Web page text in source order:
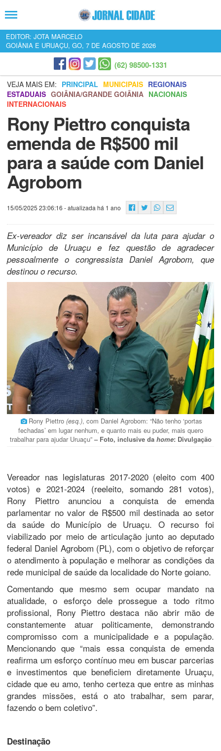
EDITOR: JOTA MARCELO
GOIÂNIA E URUAÇU, GO, 7 DE AGOSTO DE 2026
(62) 98500-1331
VEJA MAIS EM: PRINCIPAL MUNICIPAIS REGIONAIS
ESTADUAIS GOIÂNIA/GRANDE GOIÂNIA NACIONAIS
INTERNACIONAIS
Rony Piettro conquista
emenda de R$500 mil
para a saúde com Daniel
Agrobom
15/05/2025 23:06:16 - atualizada há 1 ano
Ex-vereador diz ser incansável da luta para ajudar o
Município de Uruaçu e fez questão de agradecer
pessoalmente o congressista Daniel Agrobom, que
destinou o recurso.
Rony Piettro (esq.), com Daniel Agrobom: “Não tenho ‘portas
fechadas’ em lugar nenhum, e quanto mais eu puder, mais quero
trabalhar para ajudar Uruaçu” – Foto, inclusive da home: Divulgação
Vereador nas legislaturas 2017-2020 (eleito com 400
votos) e 2021-2024 (reeleito, somando 281 votos),
Rony Piettro anunciou a conquista de emenda
parlamentar no valor de R$500 mil destinada ao setor
da saúde do Município de Uruaçu. O recurso foi
viabilizado por meio de articulação junto ao deputado
federal Daniel Agrobom (PL), com o objetivo de reforçar
o atendimento à população e melhorar as condições da
rede municipal de saúde da localidade do Norte goiano.
Comentando que mesmo sem ocupar mandato na
atualidade, o esforço dele prossegue a todo ritmo
profissional, Rony Piettro destaca não abrir mão de
constantemente atuar politicamente, demonstrando
compromisso com a municipalidade e a população.
Mencionando que “mais essa conquista de emenda
reafirma um esforço contínuo meu em buscar parcerias
e investimentos que beneficiem diretamente Uruaçu,
cidade que eu amo, tenho certeza que entre as minhas
grandes missões, está o ato trabalhar, sem parar,
fazendo o bem coletivo”.
Destinação